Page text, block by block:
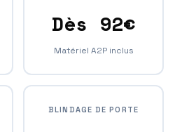
Dès 92€
Matériel A2P inclus
BLINDAGE DE PORTE